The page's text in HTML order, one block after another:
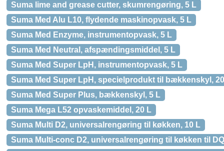
Suma lime and grease cutter, skumrengøring, 5 L
Suma Med Alu L10, flydende maskinopvask, 5 L
Suma Med Enzyme, instrumentopvask, 5 L
Suma Med Neutral, afspændingsmiddel, 5 L
Suma Med Super LpH, instrumentopvask, 5 L
Suma Med Super LpH, specielprodukt til bækkenskyl,
Suma Med Super Plus, bækkenskyl, 5 L
Suma Mega L52 opvaskemiddel, 20 L
Suma Multi D2, universalrengøring til køkken, 10 L
Suma Multi-conc D2, universalrengøring til køkken til